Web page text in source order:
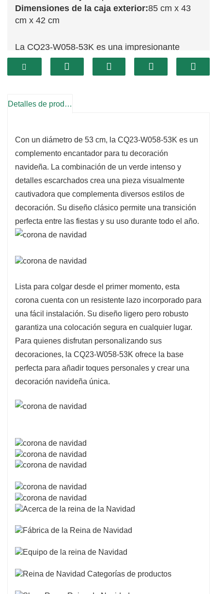
Dimensiones de la caja exterior:85 cm x 43
cm x 42 cm
La CQ23-W058-53K es una impresionante
corona escarchada de 53 cm que captura la
encantadora belleza del invierno. Adornada con
escarcha artificial, esta corona crea un
ideal para diversas presentaciones, ya sea
colgada en puertas, sobre repisas de chimenea
o como parte de un centro de mesa festivo.
Elaborada con materiales duraderos, esta
corona está diseñada para durar, garantizando
temporadas festivas. Su diseño ecológico
mientras disfruta del espíritu navideño.
Detalles de producto
Con un diámetro de 53 cm, la CQ23-W058-53K es un
complemento encantador para tu decoración
navideña. La combinación de un verde intenso y
detalles escarchados crea una pieza visualmente
cautivadora que complementa diversos estilos de
decoración. Su diseño clásico permite una transición
perfecta entre las fiestas y su uso durante todo el año.
Lista para colgar desde el primer momento, esta
corona cuenta con un resistente lazo incorporado para
una fácil instalación. Su diseño ligero pero robusto
garantiza una colocación segura en cualquier lugar.
Para quienes disfrutan personalizando sus
decoraciones, la CQ23-W058-53K ofrece la base
perfecta para añadir toques personales y crear una
decoración navideña única.